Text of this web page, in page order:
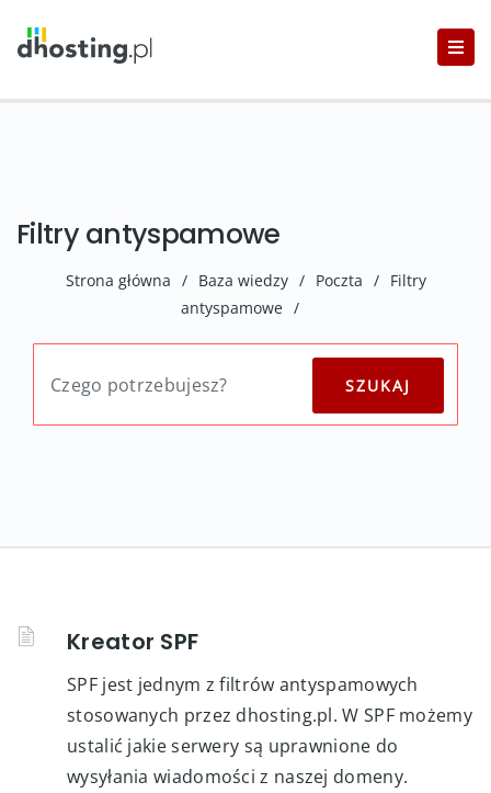
Filtry antyspamowe
Strona główna / Baza wiedzy / Poczta /
Filtry
antyspamowe /
Kreator SPF
SPF jest jednym z filtrów antyspamowych
stosowanych przez dhosting.pl. W SPF możemy
ustalić jakie serwery są uprawnione do
wysyłania wiadomości z naszej domeny.